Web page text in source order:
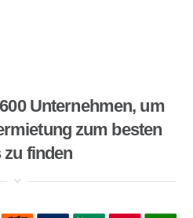
Unternehmen, um
zum besten
zu finden